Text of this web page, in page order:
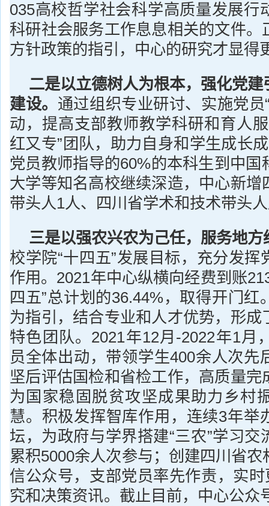
035高校哲学社会科学高质量发展行
科研社会服务工作息息相关的文件。
方针政策的指引，中心的研究才显得
二是以立德树人为根本，强化党
建设。 通过组织专业研讨、实施党员
动，提高支部教师教学科研和育人
红又专”团队，助力自身和学生成长
党员教师指导的60%的本科生到中国
大学等知名高校继续深造，中心新增
带头人1人、四川省学术和技术带头
三是以强农兴农为己任，服务地方
校学院“十四五”发展目标，充分发挥
作用。2021年中心纵横向经费到账
四五”总计划的36.44%，取得开门红
为指引，结合专业和人才优势，形成
特色团队。2021年12月-2022年1月
员全体出动，带领学生400余人次先
坚后评估国检和省检工作，高质量完
为国家稳固脱贫攻坚成果助力乡村
慧。积极发挥智库作用，连续3年举
坛，为政府与学界搭建“三农”学习交
累积5000余人次参与；创建四川省
信公众号，支部党员率先作责，实时
究和决策资讯。截止目前，中心公众